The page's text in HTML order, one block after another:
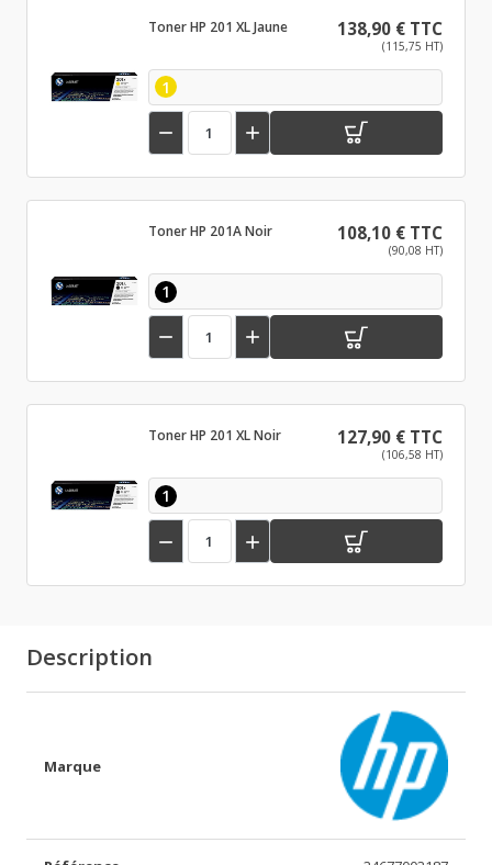
Toner HP 201 XL Jaune 138,90 € TTC
(115,75 HT)
1
 
Toner HP 201A Noir 108,10 € TTC
(90,08 HT)
1
 
Toner HP 201 XL Noir 127,90 € TTC
(106,58 HT)
1
 
Description
Marque